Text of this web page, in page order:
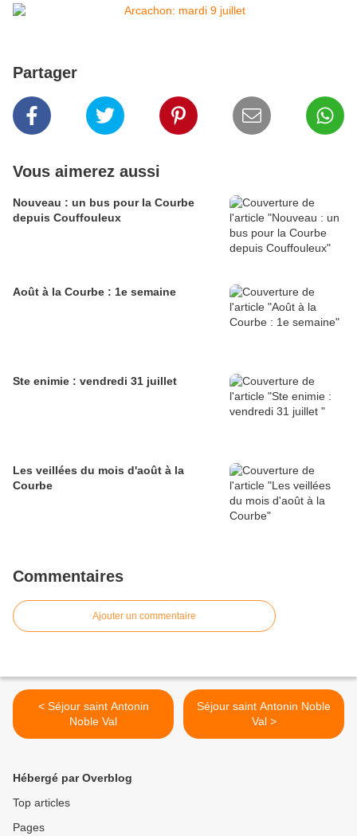
Partager
Vous aimerez aussi
Nouveau : un bus pour la Courbe
depuis Couffouleux
Août à la Courbe : 1e semaine
Ste enimie : vendredi 31 juillet
Les veillées du mois d'août à la
Courbe
Commentaires
Ajouter un commentaire
< Séjour saint Antonin
Noble Val
Séjour saint Antonin Noble
Val >
Hébergé par Overblog
Top articles
Pages